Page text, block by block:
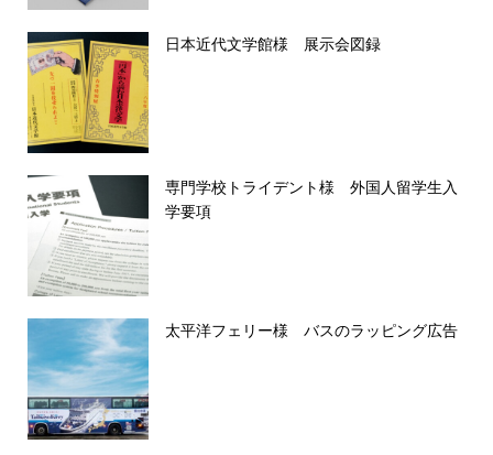
日本近代文学館様 展示会図録
専門学校トライデント様 外国人留学生入
学要項
太平洋フェリー様 バスのラッピング広告